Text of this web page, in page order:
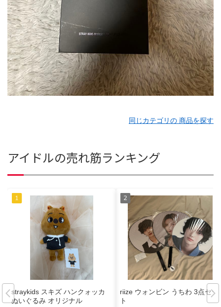
同じカテゴリの 商品を探す
アイドルの売れ筋ランキング
straykids スキズ ハンクォッカ
ぬいぐるみ オリジナル
riize ウォンビン うちわ 3点セッ
ト